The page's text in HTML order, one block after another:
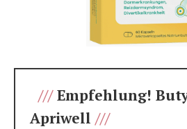
///Empfehlung!
Apriwell ///